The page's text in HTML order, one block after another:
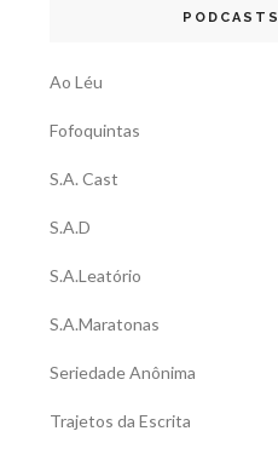
PODCASTS
Ao Léu
Fofoquintas
S.A. Cast
S.A.D
S.A.Leatório
S.A.Maratonas
Seriedade Anônima
Trajetos da Escrita